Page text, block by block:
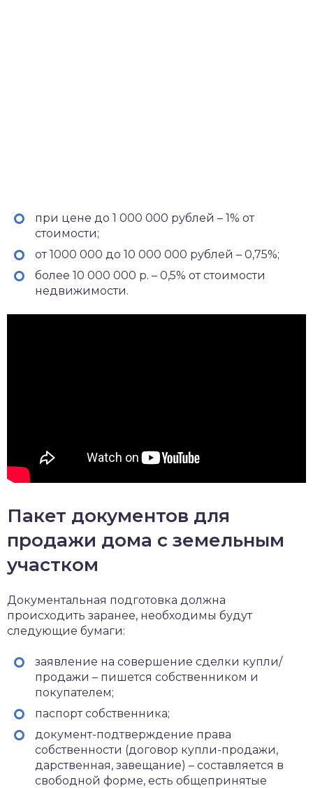
при цене до 1 000 000 рублей – 1% от
стоимости;
от 1000 000 до 10 000 000 рублей – 0,75%;
более 10 000 000 р. – 0,5% от стоимости
недвижимости.
Пакет документов для
продажи дома с земельным
участком
Документальная подготовка должна
происходить заранее, необходимы будут
следующие бумаги:
заявление на совершение сделки купли/
продажи – пишется собственником и
покупателем;
паспорт собственника;
документ-подтверждение права
собственности (договор купли-продажи,
дарственная, завещание) – составляется в
свободной форме, есть общепринятые